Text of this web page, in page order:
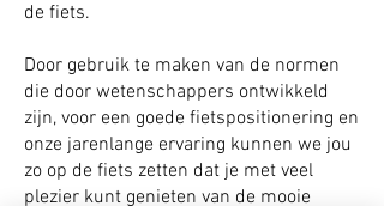
de fiets.
Door gebruik te maken van de normen
die door wetenschappers ontwikkeld
zijn, voor een goede fietspositionering en
onze jarenlange ervaring kunnen we jou
zo op de fiets zetten dat je met veel
plezier kunt genieten van de mooie